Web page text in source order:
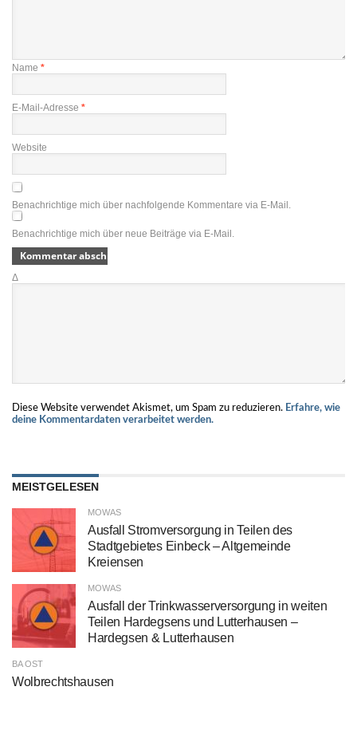
Name *
E-Mail-Adresse *
Website
Benachrichtige mich über nachfolgende Kommentare via E-Mail.
Benachrichtige mich über neue Beiträge via E-Mail.
Δ
Diese Website verwendet Akismet, um Spam zu reduzieren. Erfahre, wie
deine Kommentardaten verarbeitet werden.
MEISTGELESEN
MOWAS
Ausfall Stromversorgung in Teilen des
Stadtgebietes Einbeck – Altgemeinde
Kreiensen
MOWAS
Ausfall der Trinkwasserversorgung in weiten
Teilen Hardegsens und Lutterhausen –
Hardegsen & Lutterhausen
BA OST
Wolbrechtshausen